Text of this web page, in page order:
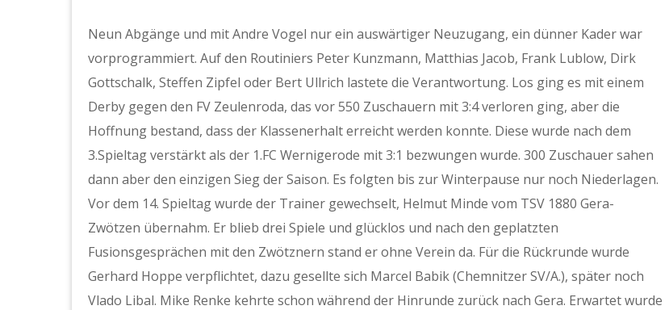
Neun Abgänge und mit Andre Vogel nur ein auswärtiger Neuzugang, ein dünner Kader war
vorprogrammiert. Auf den Routiniers Peter Kunzmann, Matthias Jacob, Frank Lublow, Dirk
Gottschalk, Steffen Zipfel oder Bert Ullrich lastete die Verantwortung. Los ging es mit einem
Derby gegen den FV Zeulenroda, das vor 550 Zuschauern mit 3:4 verloren ging, aber die
Hoffnung bestand, dass der Klassenerhalt erreicht werden konnte. Diese wurde nach dem
3.Spieltag verstärkt als der 1.FC Wernigerode mit 3:1 bezwungen wurde. 300 Zuschauer sahen
dann aber den einzigen Sieg der Saison. Es folgten bis zur Winterpause nur noch Niederlagen.
Vor dem 14. Spieltag wurde der Trainer gewechselt, Helmut Minde vom TSV 1880 Gera-
Zwötzen übernahm. Er blieb drei Spiele und glücklos und nach den geplatzten
Fusionsgesprächen mit den Zwötznern stand er ohne Verein da. Für die Rückrunde wurde
Gerhard Hoppe verpflichtet, dazu gesellte sich Marcel Babik (Chemnitzer SV/A.), später noch
Vlado Libal. Mike Renke kehrte schon während der Hinrunde zurück nach Gera. Erwartet wurde